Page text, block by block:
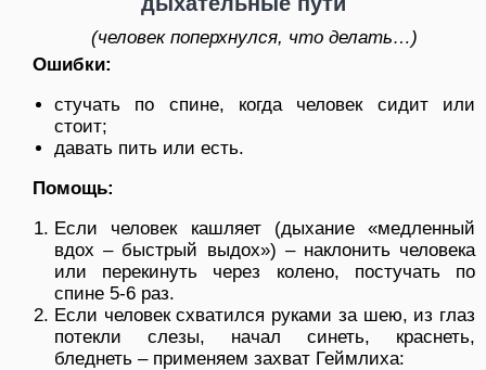
(человек поперхнулся, что делать…)
Ошибки:
стучать по спине, когда человек сидит или
стоит;
давать пить или есть.
Помощь:
Если человек кашляет (дыхание «медленный
вдох – быстрый выдох») – наклонить человека
или перекинуть через колено, постучать по
спине 5-6 раз.
Если человек схватился руками за шею, из глаз
потекли слезы, начал синеть, краснеть,
бледнеть – применяем захват Геймлиха: